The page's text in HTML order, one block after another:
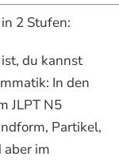
2 Stufen:
du kannst
In den
JLPT N5
Partikel,
aber im